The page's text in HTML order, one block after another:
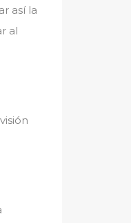
así la
al